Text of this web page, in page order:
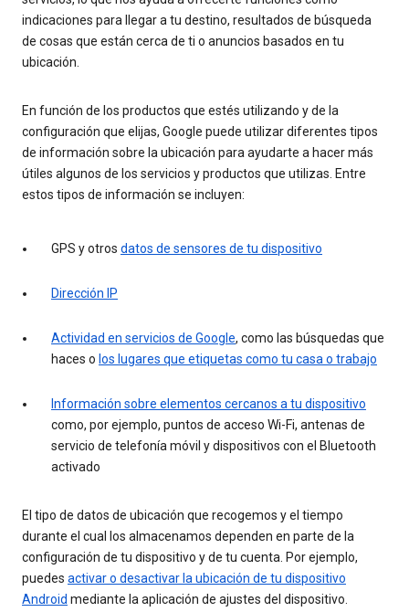
indicaciones para llegar a tu destino, resultados de búsqueda
de cosas que están cerca de ti o anuncios basados en tu
ubicación.
En función de los productos que estés utilizando y de la
configuración que elijas, Google puede utilizar diferentes tipos
de información sobre la ubicación para ayudarte a hacer más
útiles algunos de los servicios y productos que utilizas. Entre
estos tipos de información se incluyen:
GPS y otros datos de sensores de tu dispositivo
Dirección IP
Actividad en servicios de Google, como las búsquedas que
haces o los lugares que etiquetas como tu casa o trabajo
Información sobre elementos cercanos a tu dispositivo
como, por ejemplo, puntos de acceso Wi-Fi, antenas de
servicio de telefonía móvil y dispositivos con el Bluetooth
activado
El tipo de datos de ubicación que recogemos y el tiempo
durante el cual los almacenamos dependen en parte de la
configuración de tu dispositivo y de tu cuenta. Por ejemplo,
puedes activar o desactivar la ubicación de tu dispositivo
Android mediante la aplicación de ajustes del dispositivo.